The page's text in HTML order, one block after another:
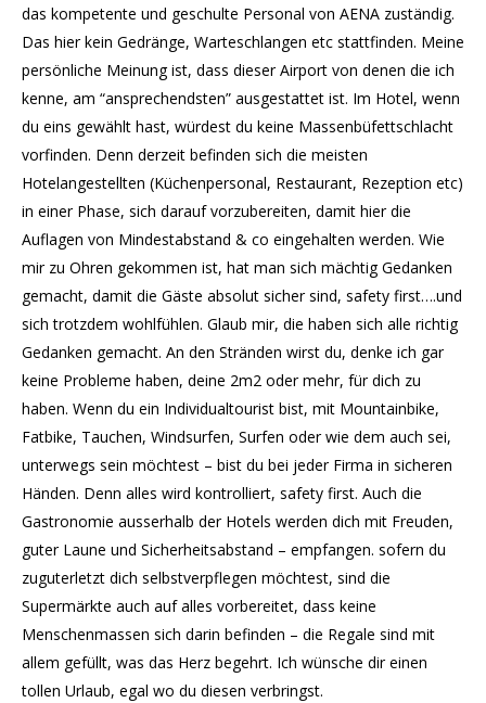
das kompetente und geschulte Personal von AENA zuständig.
Das hier kein Gedränge, Warteschlangen etc stattfinden. Meine
persönliche Meinung ist, dass dieser Airport von denen die ich
kenne, am “ansprechendsten” ausgestattet ist. Im Hotel, wenn
du eins gewählt hast, würdest du keine Massenbüfettschlacht
vorfinden. Denn derzeit befinden sich die meisten
Hotelangestellten (Küchenpersonal, Restaurant, Rezeption etc)
in einer Phase, sich darauf vorzubereiten, damit hier die
Auflagen von Mindestabstand & co eingehalten werden. Wie
mir zu Ohren gekommen ist, hat man sich mächtig Gedanken
gemacht, damit die Gäste absolut sicher sind, safety first….und
sich trotzdem wohlfühlen. Glaub mir, die haben sich alle richtig
Gedanken gemacht. An den Stränden wirst du, denke ich gar
keine Probleme haben, deine 2m2 oder mehr, für dich zu
haben. Wenn du ein Individualtourist bist, mit Mountainbike,
Fatbike, Tauchen, Windsurfen, Surfen oder wie dem auch sei,
unterwegs sein möchtest – bist du bei jeder Firma in sicheren
Händen. Denn alles wird kontrolliert, safety first. Auch die
Gastronomie ausserhalb der Hotels werden dich mit Freuden,
guter Laune und Sicherheitsabstand – empfangen. sofern du
zuguterletzt dich selbstverpflegen möchtest, sind die
Supermärkte auch auf alles vorbereitet, dass keine
Menschenmassen sich darin befinden – die Regale sind mit
allem gefüllt, was das Herz begehrt. Ich wünsche dir einen
tollen Urlaub, egal wo du diesen verbringst.